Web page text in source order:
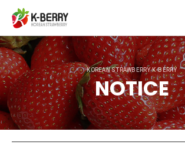
KOREAN STRAWBERRY K-BERRY
NOTICE